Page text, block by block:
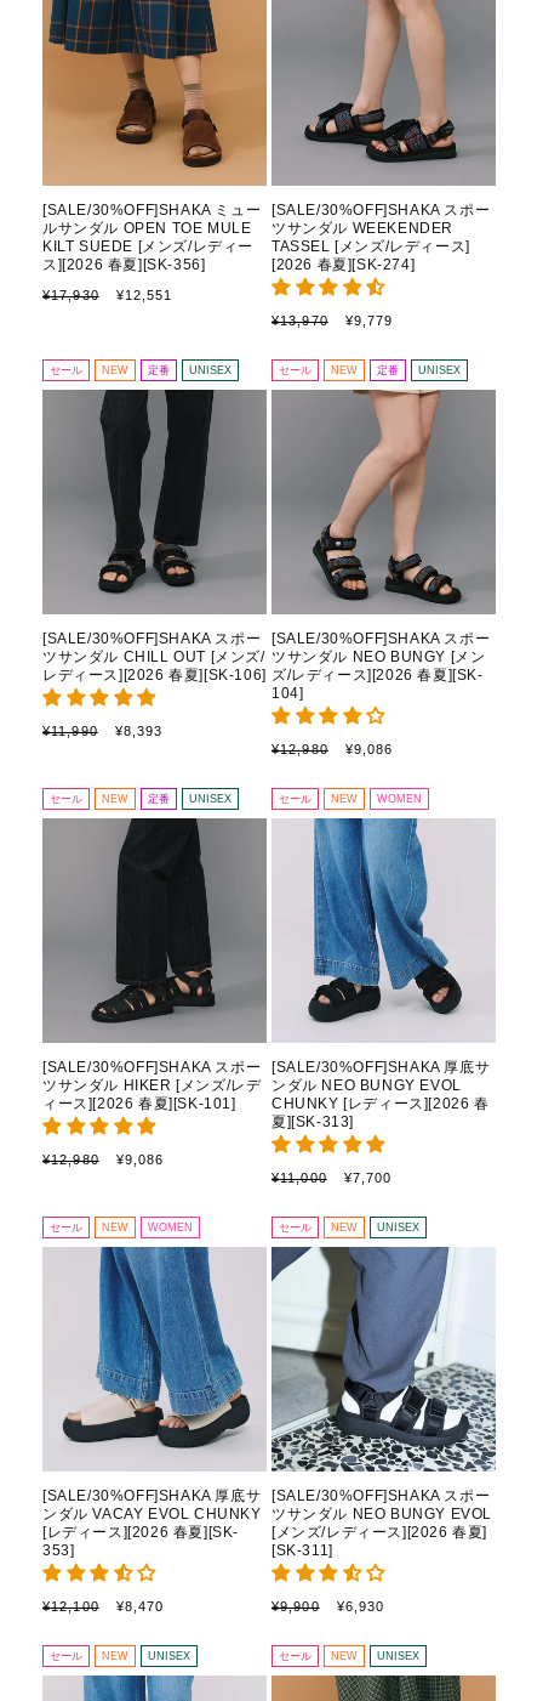
[SALE/30%OFF]SHAKA ミュー
ルサンダル OPEN TOE MULE
KILT SUEDE [メンズ/レディー
ス][2026 春夏][SK-356]
通
格
¥17,930
セ
価
格
¥12,551
[SALE/30%OFF]SHAKA スポー
ツサンダル WEEKENDER
TASSEL [メンズ/レディース]
[2026 春夏][SK-274]
通
価
格
¥13,970
セ
ル
価
¥9,779
セール NEW 定番 UNISEX
[SALE/30%OFF]SHAKA スポー
ツサンダル CHILL OUT [メンズ/
レディース][2026 春夏][SK-106]
通
格
¥11,990
セ
価
格
¥8,393
セール NEW 定番 UNISEX
[SALE/30%OFF]SHAKA スポー
ツサンダル NEO BUNGY [メン
ズ/レディース][2026 春夏][SK-
104]
通
価
格
¥12,980
セ
ル
価
格
¥9,086
セール NEW 定番 UNISEX
[SALE/30%OFF]SHAKA スポー
ツサンダル HIKER [メンズ/レデ
ィース][2026 春夏][SK-101]
通
格
¥12,980
セ
価
格
¥9,086
セール NEW WOMEN
[SALE/30%OFF]SHAKA 厚底サ
ンダル NEO BUNGY EVOL
CHUNKY [レディース][2026 春
夏][SK-313]
通
価
格
¥11,000
セ
ル
価
格
¥7,700
セール NEW WOMEN
[SALE/30%OFF]SHAKA 厚底サ
ンダル VACAY EVOL CHUNKY
[レディース][2026 春夏][SK-
353]
通
価
格
¥12,100
セ
ル
価
格
¥8,470
セール NEW UNISEX
[SALE/30%OFF]SHAKA スポー
ツサンダル NEO BUNGY EVOL
[メンズ/レディース][2026 春夏]
[SK-311]
通
価
格
¥9,900
セ
ル
価
格
¥6,930
セール NEW UNISEX セール NEW UNISEX